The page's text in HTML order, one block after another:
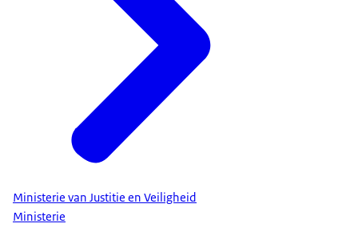
Ministerie van Justitie en Veiligheid
Ministerie